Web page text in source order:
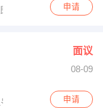
仙塘派出所对面
申请
面议
08-09
申请